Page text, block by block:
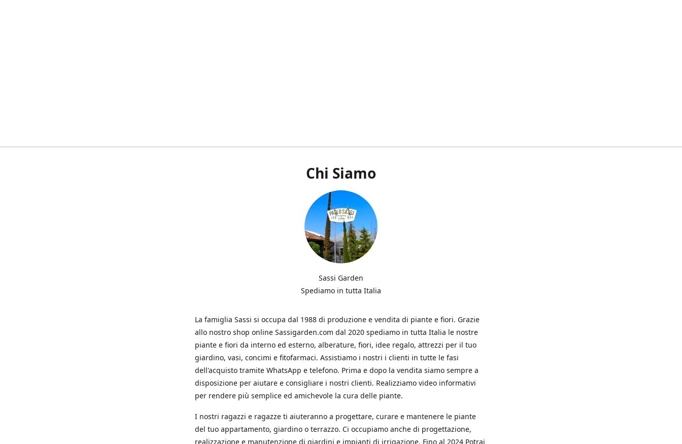
Chi Siamo
Sassi Garden
Spediamo in tutta Italia
La famiglia Sassi si occupa dal 1988 di produzione e vendita di piante e fiori. Grazie
allo nostro shop online Sassigarden.com dal 2020 spediamo in tutta Italia le nostre
piante e fiori da interno ed esterno, alberature, fiori, idee regalo, attrezzi per il tuo
giardino, vasi, concimi e fitofarmaci. Assistiamo i nostri i clienti in tutte le fasi
dell'acquisto tramite WhatsApp e telefono. Prima e dopo la vendita siamo sempre a
disposizione per aiutare e consigliare i nostri clienti. Realizziamo video informativi
per rendere più semplice ed amichevole la cura delle piante.
I nostri ragazzi e ragazze ti aiuteranno a progettare, curare e mantenere le piante
del tuo appartamento, giardino o terrazzo. Ci occupiamo anche di progettazione,
realizzazione e manutenzione di giardini e impianti di irrigazione. Fino al 2024 Potrai